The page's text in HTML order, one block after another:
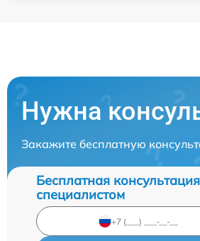
Нужна
Закажите бесплатную
Бесплатная
специалистом